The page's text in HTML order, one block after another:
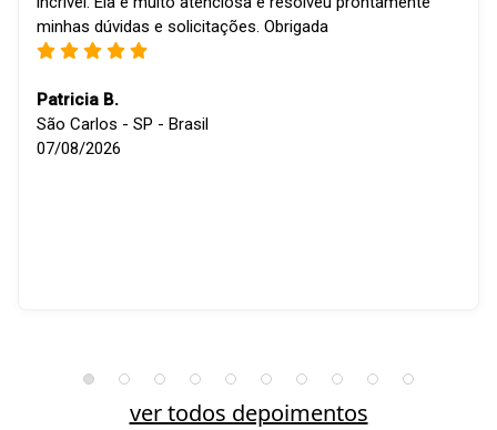
minhas dúvidas e solicitações. Obrigada
Patricia B.
São Carlos - SP - Brasil
07/08/2026
ver todos depoimentos